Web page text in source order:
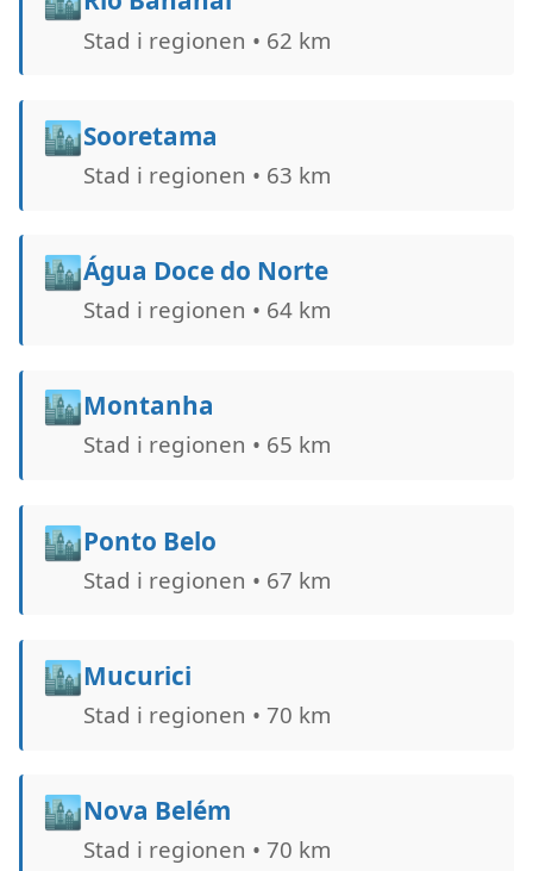
Stad i regionen • 62 km
🏙️Sooretama
Stad i regionen • 63 km
🏙️Água Doce do Norte
Stad i regionen • 64 km
🏙️Montanha
Stad i regionen • 65 km
🏙️Ponto Belo
Stad i regionen • 67 km
🏙️Mucurici
Stad i regionen • 70 km
🏙️Nova Belém
Stad i regionen • 70 km